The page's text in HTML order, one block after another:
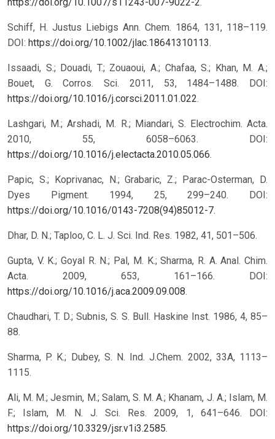
Schiff, H. Justus Liebigs Ann. Chem. 1864, 131, 118–119.
DOI: https://doi.org/10.1002/jlac.18641310113.
Issaadi, S.; Douadi, T.; Zouaoui, A.; Chafaa, S.; Khan, M. A.;
Bouet, G. Corros. Sci. 2011, 53, 1484–1488. DOI:
https://doi.org/10.1016/j.corsci.2011.01.022.
Lashgari, M.; Arshadi, M. R.; Miandari, S. Electrochim. Acta.
2010, 55, 6058–6063. DOI:
https://doi.org/10.1016/j.electacta.2010.05.066.
Papic, S.; Koprivanac, N.; Grabaric, Z.; Parac-Osterman, D.
Dyes Pigment. 1994, 25, 299–240. DOI:
https://doi.org/10.1016/0143-7208(94)85012-7.
Dhar, D. N.; Taploo, C. L. J. Sci. Ind. Res. 1982, 41, 501–506.
Gupta, V. K.; Goyal R. N.; Pal, M. K.; Sharma, R. A. Anal. Chim.
Acta. 2009, 653, 161–166. DOI:
https://doi.org/10.1016/j.aca.2009.09.008.
Chaudhari, T. D.; Subnis, S. S. Bull. Haskine Inst. 1986, 4, 85–
88.
Sharma, P. K.; Dubey, S. N. Ind. J.Chem. 2002, 33A, 1113–
1115.
Ali, M. M.; Jesmin, M.; Salam, S. M. A.; Khanam, J. A.; Islam, M.
F.; Islam, M. N. J. Sci. Res. 2009, 1, 641–646. DOI:
https://doi.org/10.3329/jsr.v1i3.2585.